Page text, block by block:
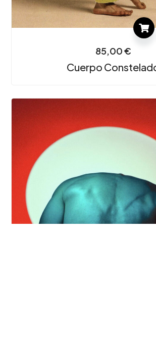
85,00€
Cuerpo
Tienes algo
MENTE?
Escríbeme
©2024 Juan Carlos Toledo - Todos los